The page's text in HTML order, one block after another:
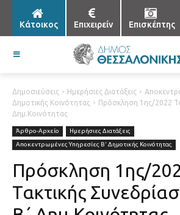
Κάτοικος Επιχειρείν Επισκέπτης
Δημοσιεύσεις Ημερήσιες Διατάξεις
Δημοτικής Κοινότητας
Πρόσκληση 1ης/2022
Δημ.Κοινότητας
Άρθρο-Αρχείο
Ημερήσιες Διατάξεις
Αποκεντρωμένες Υπηρεσίες Β' Δημοτικής Κοινότητας
Πρόσκληση 1ης/
Τακτικής